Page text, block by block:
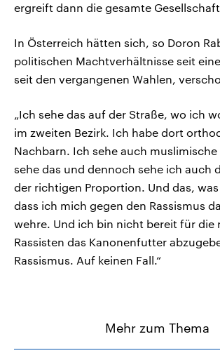
ergreift dann die gesamte
In Österreich hätten sich, so Doron
politischen Machtverhältnisse seit
seit den vergangenen Wahlen,
„Ich sehe das auf der Straße, wo ich
im zweiten Bezirk. Ich habe dort
Nachbarn. Ich sehe auch
sehe das und dennoch sehe ich auch
der richtigen Proportion. Und das,
dass ich mich gegen den Rassismus
wehre. Und ich bin nicht bereit für die
Rassisten das Kanonenfutter
Rassismus. Auf keinen Fall.“
Mehr zum Thema